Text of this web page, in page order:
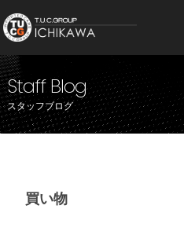
Staff Blog
スタッフブログ
買い物